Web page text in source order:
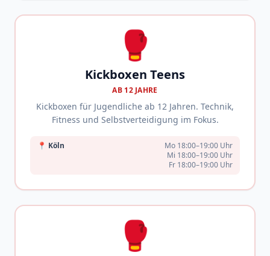
🥊
Kickboxen Teens
AB 12 JAHRE
Kickboxen für Jugendliche ab 12 Jahren. Technik,
Fitness und Selbstverteidigung im Fokus.
📍 Köln
Mo 18:00–19:00 Uhr
Mi 18:00–19:00 Uhr
Fr 18:00–19:00 Uhr
🥊